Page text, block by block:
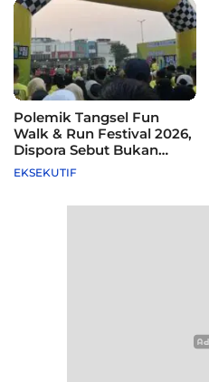
Polemik Tangsel Fun
Walk & Run Festival 2026,
Dispora Sebut Bukan
Agenda Pemkot
EKSEKUTIF